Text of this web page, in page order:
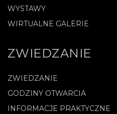
WYSTAWY
WIRTUALNE GALERIE
ZWIEDZANIE
ZWIEDZANIE
GODZINY OTWARCIA
INFORMACJE PRAKTYCZNE